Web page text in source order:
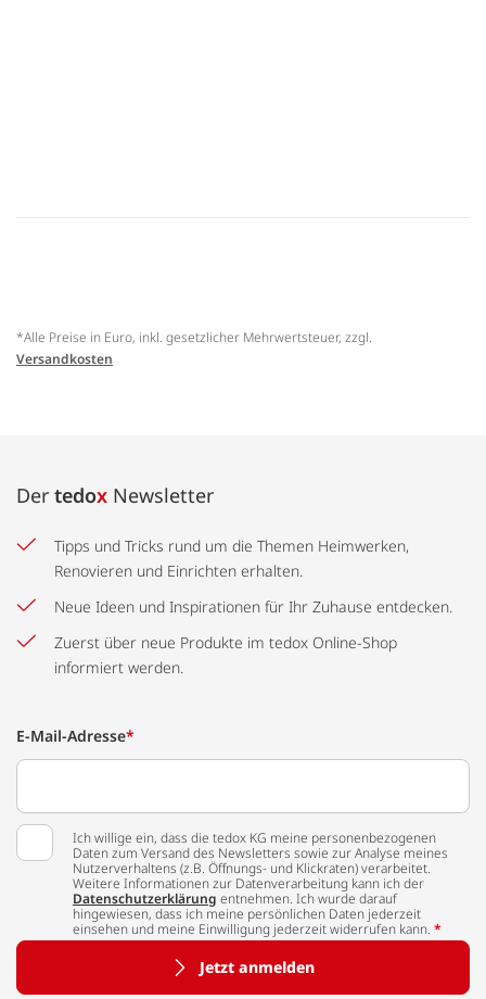
*Alle Preise in Euro, inkl. gesetzlicher Mehrwertsteuer, zzgl.
Versandkosten
Der tedox Newsletter
Tipps und Tricks rund um die Themen Heimwerken,
Renovieren und Einrichten erhalten.
Neue Ideen und Inspirationen für Ihr Zuhause entdecken.
Zuerst über neue Produkte im tedox Online-Shop
informiert werden.
E-Mail-Adresse*
Ich willige ein, dass die tedox KG meine personenbezogenen
Daten zum Versand des Newsletters sowie zur Analyse meines
Nutzerverhaltens (z.B. Öffnungs- und Klickraten) verarbeitet.
Weitere Informationen zur Datenverarbeitung kann ich der
Datenschutzerklärung entnehmen. Ich wurde darauf
hingewiesen, dass ich meine persönlichen Daten jederzeit
einsehen und meine Einwilligung jederzeit widerrufen kann. *
Jetzt anmelden